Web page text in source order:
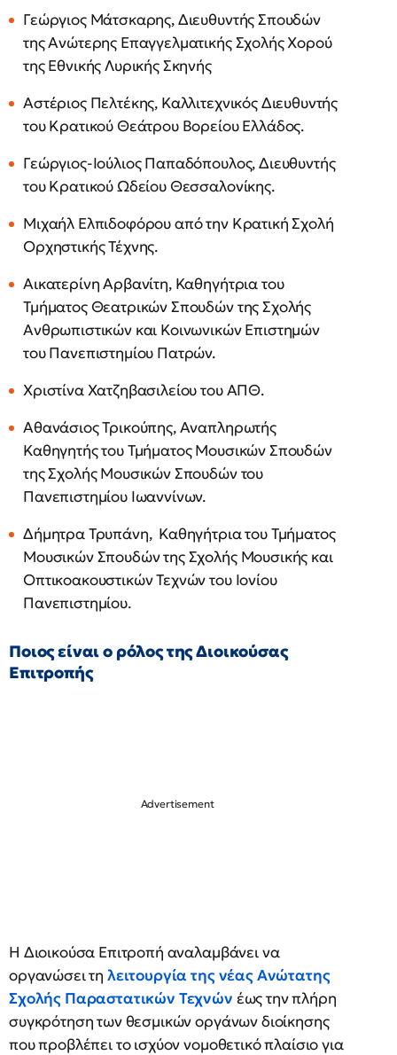
Γεώργιος Μάτσκαρης, Διευθυντής Σπουδών
της Ανώτερης Επαγγελματικής Σχολής Χορού
της Εθνικής Λυρικής Σκηνής
Αστέριος Πελτέκης, Καλλιτεχνικός Διευθυντής
του Κρατικού Θεάτρου Βορείου Ελλάδος.
Γεώργιος-Ιούλιος Παπαδόπουλος, Διευθυντής
του Κρατικού Ωδείου Θεσσαλονίκης.
Μιχαήλ Ελπιδοφόρου από την Κρατική Σχολή
Ορχηστικής Τέχνης.
Αικατερίνη Αρβανίτη, Καθηγήτρια του
Τμήματος Θεατρικών Σπουδών της Σχολής
Ανθρωπιστικών και Κοινωνικών Επιστημών
του Πανεπιστημίου Πατρών.
Χριστίνα Χατζηβασιλείου του ΑΠΘ.
Αθανάσιος Τρικούπης, Αναπληρωτής
Καθηγητής του Τμήματος Μουσικών Σπουδών
της Σχολής Μουσικών Σπουδών του
Πανεπιστημίου Ιωαννίνων.
Δήμητρα Τρυπάνη, Καθηγήτρια του Τμήματος
Μουσικών Σπουδών της Σχολής Μουσικής και
Οπτικοακουστικών Τεχνών του Ιονίου
Πανεπιστημίου.
Ποιος είναι ο ρόλος της Διοικούσας
Επιτροπής
Η Διοικούσα Επιτροπή αναλαμβάνει να
οργανώσει τη λειτουργία της νέας Ανώτατης
Σχολής Παραστατικών Τεχνών έως την πλήρη
συγκρότηση των θεσμικών οργάνων διοίκησης
που προβλέπει το ισχύον νομοθετικό πλαίσιο για